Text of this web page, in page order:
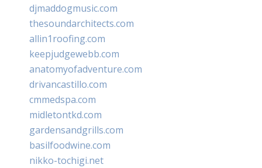
djmaddogmusic.com
thesoundarchitects.com
allin1roofing.com
keepjudgewebb.com
anatomyofadventure.com
drivancastillo.com
cmmedspa.com
midletontkd.com
gardensandgrills.com
basilfoodwine.com
nikko-tochigi.net